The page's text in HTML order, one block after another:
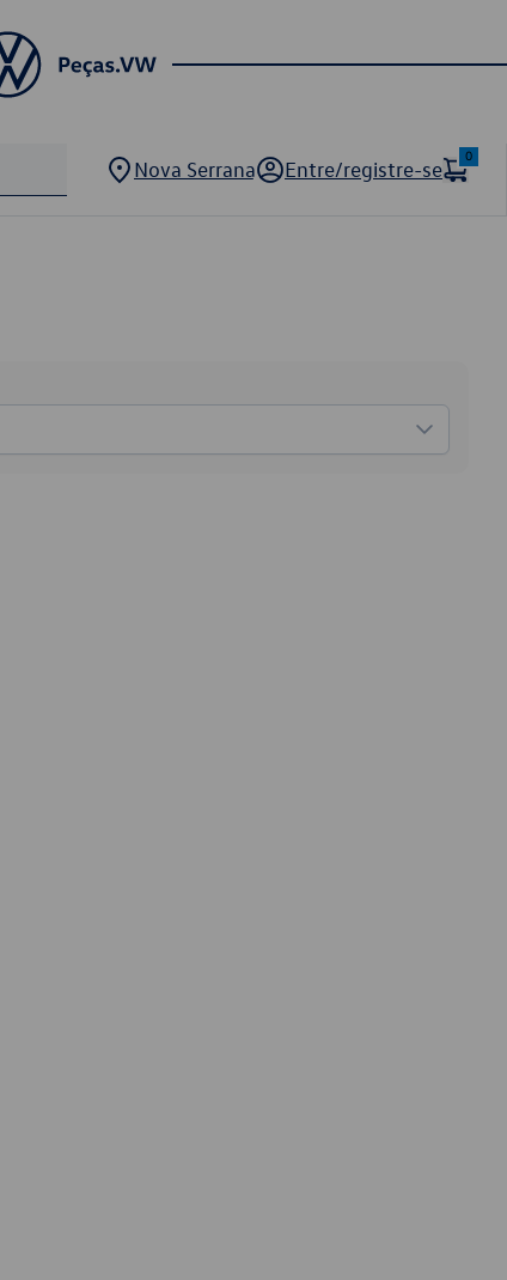
Nova Serrana Entre/registre-se
0